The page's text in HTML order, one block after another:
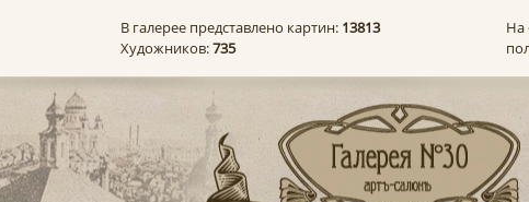
В галерее представлено картин: 13813
Художников:735
На